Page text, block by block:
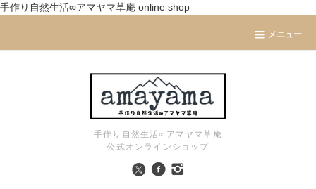
手作り自然生活∞アマヤマ草庵 online shop
メニュー
手作り自然生活∞アマヤマ草庵
公式オンラインショップ